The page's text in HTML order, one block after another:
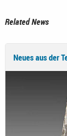
Related News
Neues aus der